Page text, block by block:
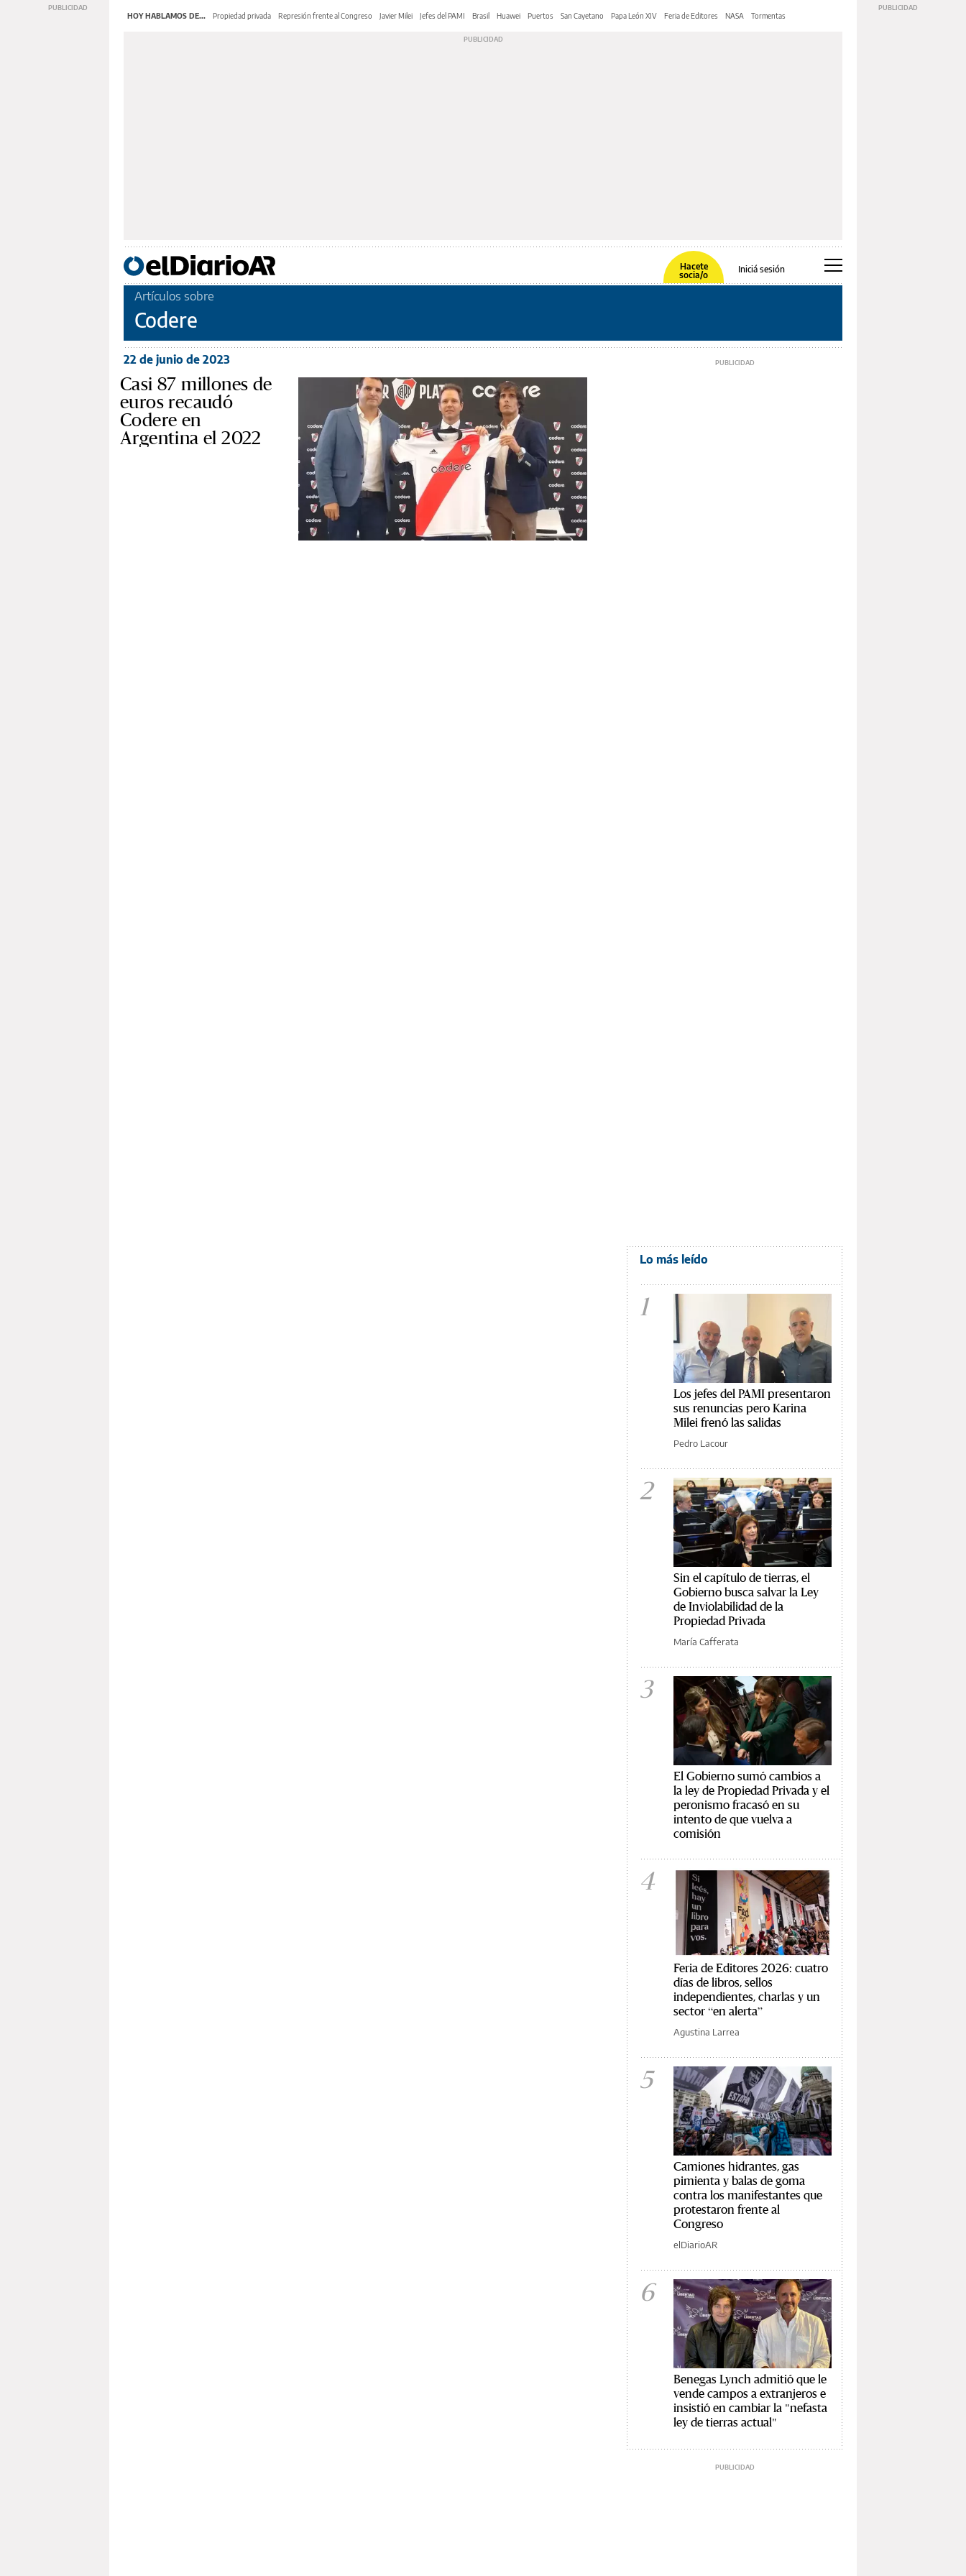
HOY HABLAMOS DE... Propiedad privada Represión frente al Congreso Javier Milei Jefes del PAMI Brasil Huawei Puertos San Cayetano Papa León XIV Feria de Editores NASA Tormentas
Hacete
socia/o
Iniciá sesión
Artículos sobre
Codere
22 de junio de 2023
Casi 87 millones de
euros recaudó
Codere en
Argentina el 2022
Lo más leído
1
Los jefes del PAMI presentaron
sus renuncias pero Karina
Milei frenó las salidas
Pedro Lacour
2
Sin el capítulo de tierras, el
Gobierno busca salvar la Ley
de Inviolabilidad de la
Propiedad Privada
María Cafferata
3
El Gobierno sumó cambios a
la ley de Propiedad Privada y el
peronismo fracasó en su
intento de que vuelva a
comisión
4
Feria de Editores 2026: cuatro
días de libros, sellos
independientes, charlas y un
sector “en alerta”
Agustina Larrea
5
Camiones hidrantes, gas
pimienta y balas de goma
contra los manifestantes que
protestaron frente al
Congreso
elDiarioAR
6
Benegas Lynch admitió que le
vende campos a extranjeros e
insistió en cambiar la "nefasta
ley de tierras actual"